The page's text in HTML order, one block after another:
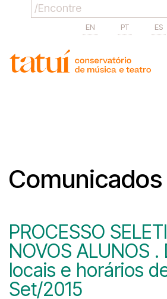
EN PT ES
Comunicados
PROCESSO
NOVOS ALUNOS .
locais e horários
Set/2015